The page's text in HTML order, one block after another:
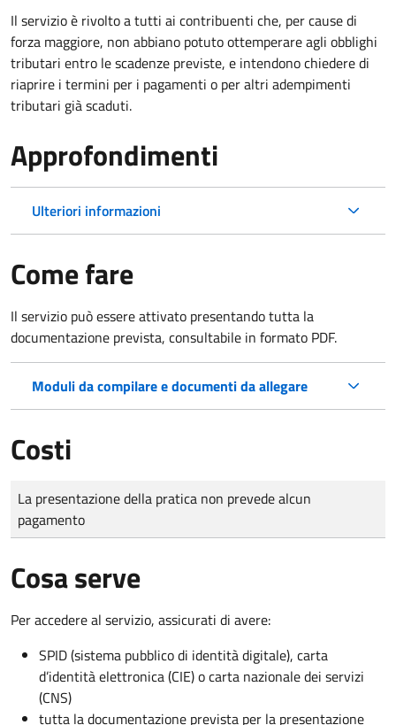
Il servizio è rivolto a tutti ai contribuenti che, per cause di
forza maggiore, non abbiano potuto ottemperare agli obblighi
tributari entro le scadenze previste, e intendono chiedere di
riaprire i termini per i pagamenti o per altri adempimenti
tributari già scaduti.
Approfondimenti
Ulteriori informazioni
Come fare
Il servizio può essere attivato presentando tutta la
documentazione prevista, consultabile in formato PDF.
Moduli da compilare e documenti da allegare
Costi
Tipo di pagamento
Importo
La presentazione della pratica non prevede alcun
pagamento
Cosa serve
Per accedere al servizio, assicurati di avere:
SPID (sistema pubblico di identità digitale), carta
d’identità elettronica (CIE) o carta nazionale dei servizi
(CNS)
tutta la documentazione prevista per la presentazione